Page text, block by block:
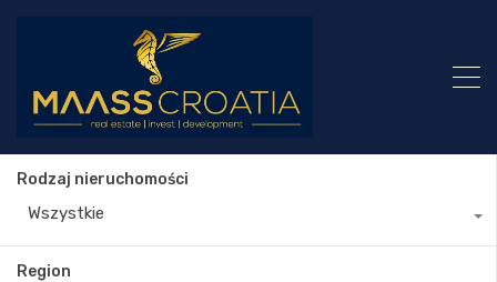
Rodzaj nieruchomości
Wszystkie
Region